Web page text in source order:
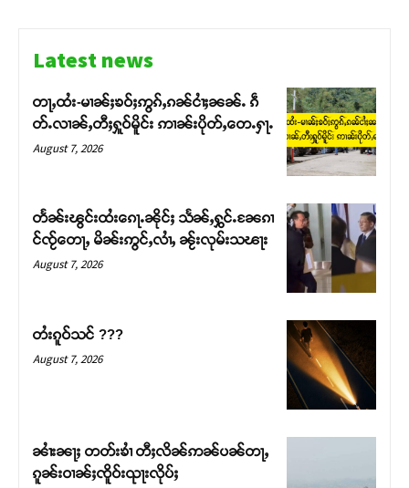
တႃႇႁႂ်ႈသဵင်ၵၢင်ၸႂ်ၵူၼ်းမိူင်း ၵူႈတီႈၵူႈလႅၼ်ပေႃးတေၸွ
တ်ႇ တူဝ်ႈလုမ်ႈၾႃႉၼၼ်ႉ ၶဝ်ႈႁူမ်ႈၵမ်ႉထႅမ် ၸုမ်းၶၢ
ဝ်ႇၽူႈတွႆႇႁွၵ်ႈ လႆႈယူႇၶႃႈဢေႃႈ။
Latest news
တႃႇထႆး-မၢၼ်ႈၶဝ်ႈဢွၵ်ႇၵၼ်ငၢႆႈၼၼ်ႉ ၵဵ
တ်ႉလၢၼ်ႇတီႈႁူဝ်မိူင်း ဢၢၼ်းပိုတ်ႇတေႉႁႃႉ
August 7, 2026
တႅၼ်းၽွင်းထႆးၵေႃႉၼိုင်ႈ သႅၼ်ႇႁွင်ႉၼႄၵၢ
င်ၸႂ်တေႃႇ မိၼ်းဢွင်ႇလၢႆႇ ၼႂ်းလုမ်းသၽႃး
August 7, 2026
တႆးၵူဝ်သင် ???
August 7, 2026
ၼၢႆးၼႃႈ တတ်းၶၢႆ တီႈလိၼ်ဢၼ်ပၼ်တႃႇ
ၵူၼ်းဝၢၼ်ႈၸိူဝ်းၺႃးလိုပ်ႈ